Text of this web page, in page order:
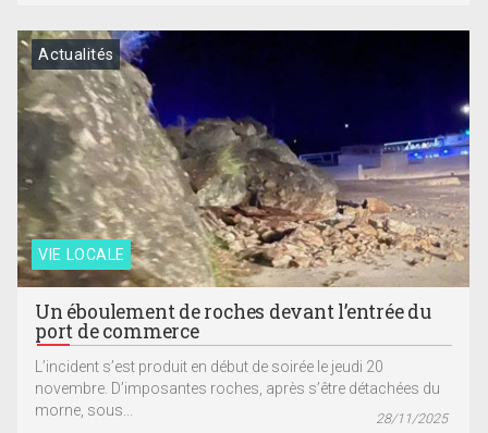
VIE LOCALE
Actualités
Un éboulement de roches devant l’entrée du
port de commerce
L’incident s’est produit en début de soirée le jeudi 20
novembre. D’imposantes roches, après s’être détachées du
morne, sous...
28/11/2025